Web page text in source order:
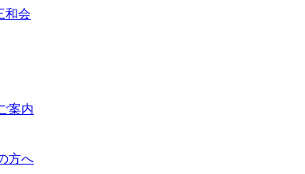
案内
方へ